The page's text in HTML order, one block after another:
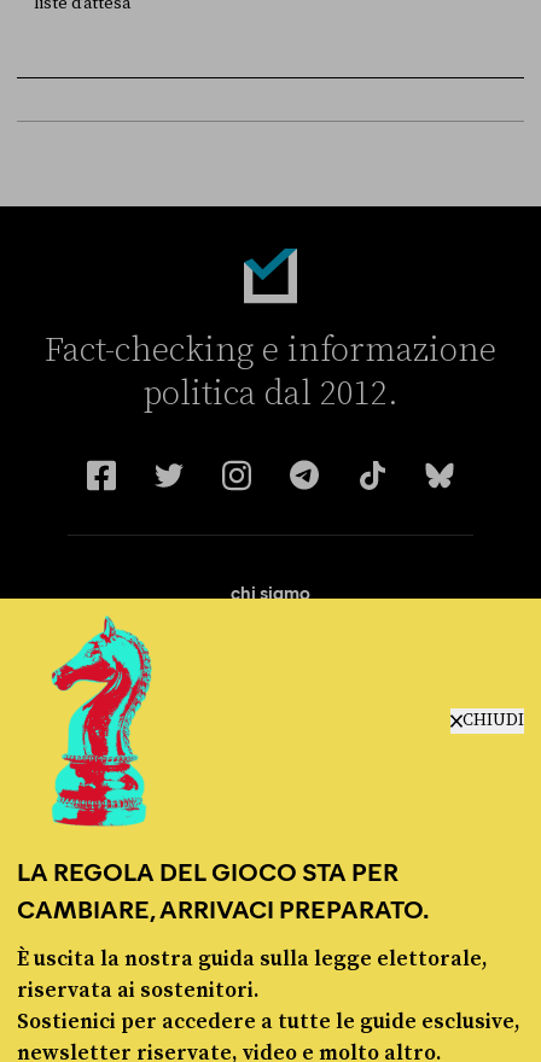
CHIUDI
LA REGOLA DEL GIOCO STA PER
CAMBIARE, ARRIVACI PREPARATO.
È uscita la nostra guida sulla legge elettorale,
riservata ai sostenitori.
Sostienici per accedere a tutte le guide esclusive,
newsletter riservate, video e molto altro.
Fact-checking e informazione
politica dal 2012.
chi siamo
© Pagella Politica 2012 - 2026
Pagella Politica è una testata registrata presso il Tribunale di Milano, n. 55 del 8
marzo 2021. ISSN 2974-9387